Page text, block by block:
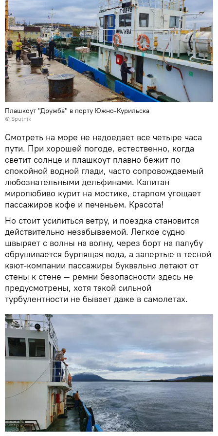
Плашкоут "Дружба" в порту Южно-Курильска
© Sputnik
Смотреть на море не надоедает все четыре часа
пути. При хорошей погоде, естественно, когда
светит солнце и плашкоут плавно бежит по
спокойной водной глади, часто сопровождаемый
любознательными дельфинами. Капитан
миролюбиво курит на мостике, старпом угощает
пассажиров кофе и печеньем. Красота!
Но стоит усилиться ветру, и поездка становится
действительно незабываемой. Легкое судно
швыряет с волны на волну, через борт на палубу
обрушивается бурлящая вода, а запертые в тесной
кают-компании пассажиры буквально летают от
стены к стене — ремни безопасности здесь не
предусмотрены, хотя такой сильной
турбулентности не бывает даже в самолетах.